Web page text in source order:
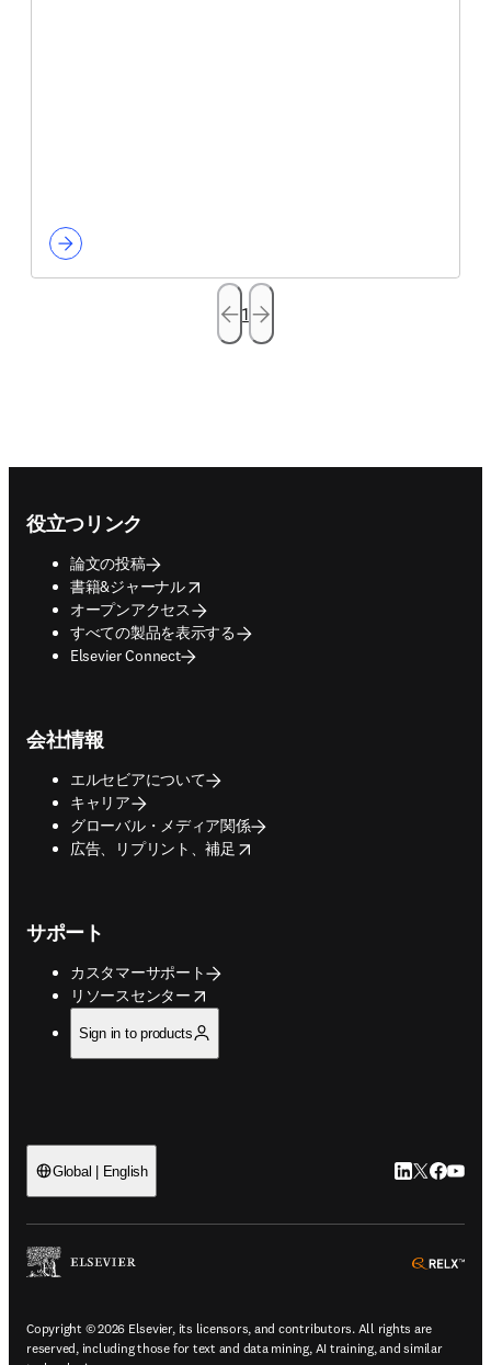
1
役立つリンク
論文の投稿
書籍&ジャーナル
opens in new tab/window
オープンアクセス
すべての製品を表示する
Elsevier Connect
会社情報
エルセビアについて
キャリア
グローバル・メディア関係
広告、リプリント、補足
opens in new tab/window
サポート
カスタマーサポート
リソースセンター
opens in new tab/window
Sign in to products
Global | English LinkedIn 新
Twitter 新
Copyright © 2026 Elsevier, its licensors, and contributors. All rights are
reserved, including those for text and data mining, AI training, and similar